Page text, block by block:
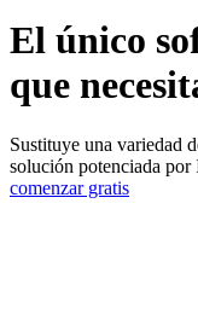
El único
que
Sustituye una variedad
solución potenciada por
comenzar gratis